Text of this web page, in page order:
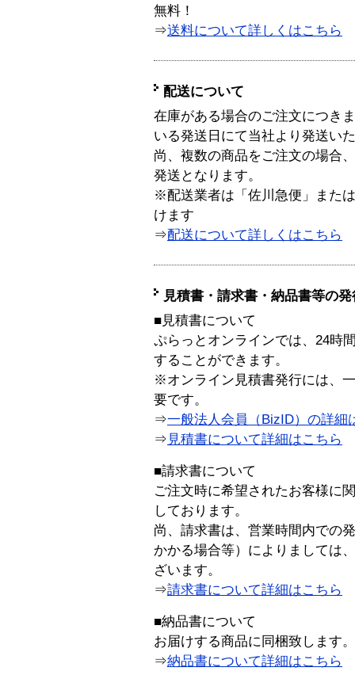
無料！
⇒送料について詳しくはこちら
配送について
在庫がある場合のご注文につき
いる発送日にて当社より発送い
尚、複数の商品をご注文の場合
発送となります。
※配送業者は「佐川急便」また
けます
⇒配送について詳しくはこちら
見積書・請求書・納品書等の
■見積書について
ぷらっとオンラインでは、24時
することができます。
※オンライン見積書発行には、
要です。
⇒一般法人会員（BizID）の詳細
⇒ 見積書について詳細はこちら
■請求書について
ご注文時に希望されたお客様に
しております。
尚、請求書は、営業時間内での
かかる場合等）によりましては
ざいます。
⇒請求書について詳細はこちら
■納品書について
お届けする商品に同梱致します。
⇒納品書について詳細はこちら